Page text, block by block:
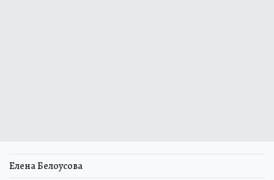
Елена Белоусова